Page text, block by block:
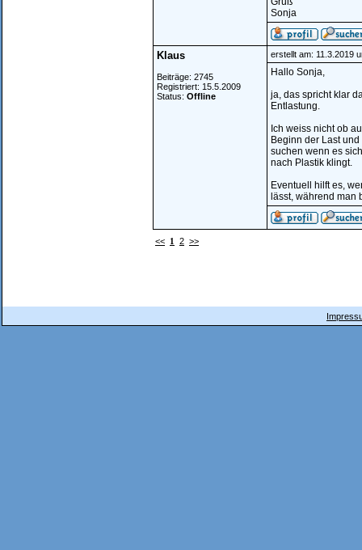
Sonja
Klaus
Beiträge: 2745
Registriert: 15.5.2009
Status: Offline
erstellt am: 11.3.2019
Hallo Sonja,
ja, das spricht klar
Entlastung.
Ich weiss nicht ob
Beginn der Last
suchen wenn es
nach Plastik klingt.
Eventuell hilft es,
lässt, während man
<< 1 2 >>